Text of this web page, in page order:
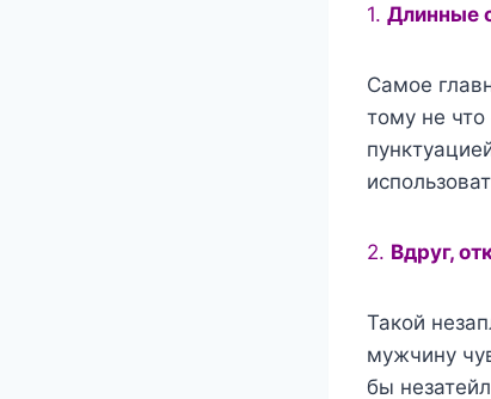
1. Длинные
Cамое
тому не
2. Вдруг,
Такой
мужчину
бы